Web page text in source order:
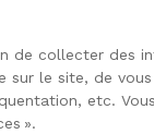
de collecter des
sur le site, de
etc.
».